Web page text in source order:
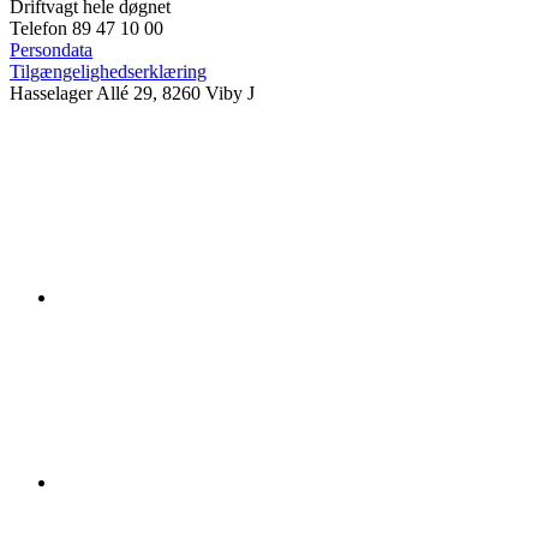
Driftvagt hele døgnet
Telefon 89 47 10 00
Persondata
Tilgængelighedserklæring
Hasselager Allé 29, 8260 Viby J